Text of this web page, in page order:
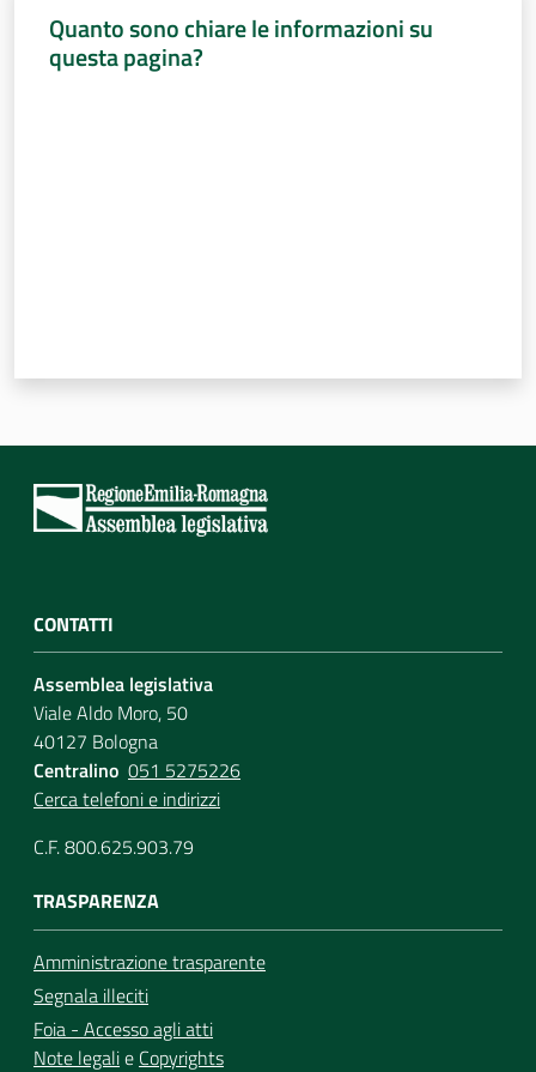
Percorsi
sulla
memoria
Assemblea
legislativa
Argomenti
Per i media
Per i cittadini
Quanto sono chiare le informazioni su
questa pagina?
CONTATTI
Assemblea legislativa
Viale Aldo Moro, 50
40127 Bologna
Centralino 051 5275226
Cerca telefoni e indirizzi
C.F. 800.625.903.79
TRASPARENZA
Amministrazione trasparente
Segnala illeciti
Foia - Accesso agli atti
Note legalie Copyrights